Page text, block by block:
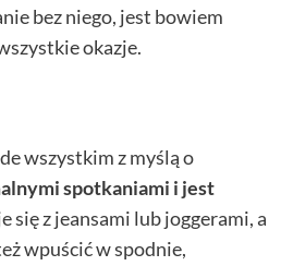
bez niego, jest bowiem
okazje.
wszystkim z myślą o
spotkaniami i jest
się z jeansami lub joggerami, a
wpuścić w spodnie,